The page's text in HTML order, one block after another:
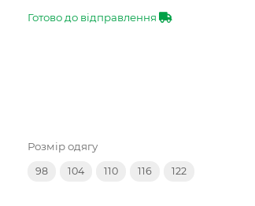
Готово до відправлення
Розмір одягу
98 104 110 116 122